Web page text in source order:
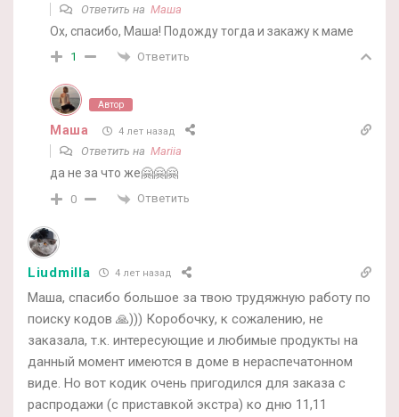
Ответить на Маша
Ох, спасибо, Маша! Подожду тогда и закажу к маме
1 Ответить
Автор
Маша 4 лет назад
Ответить на Mariia
да не за что же🤗🤗🤗
0 Ответить
Liudmilla 4 лет назад
Маша, спасибо большое за твою трудяжную работу по
поиску кодов 🙏))) Коробочку, к сожалению, не
заказала, т.к. интересующие и любимые продукты на
данный момент имеются в доме в нераспечатонном
виде. Но вот кодик очень пригодился для заказа с
распродажи (с приставкой экстра) ко дню 11,11